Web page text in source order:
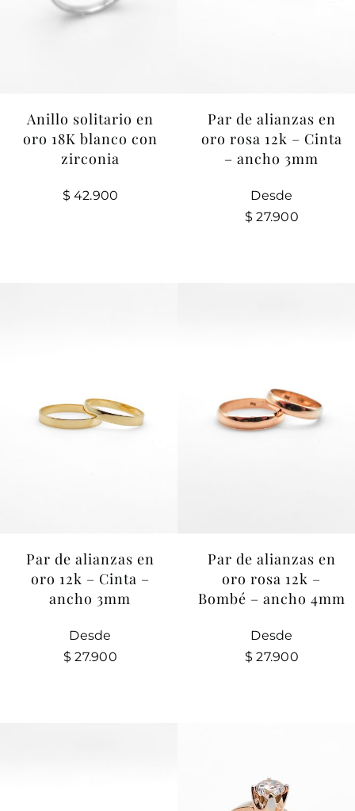
Anillo solitario en
oro 18K blanco con
zirconia
$ 42.900
Par de alianzas en
oro rosa 12k – Cinta
– ancho 3mm
Desde
$ 27.900
Par de alianzas en
oro 12k – Cinta –
ancho 3mm
Desde
$ 27.900
Par de alianzas en
oro rosa 12k –
Bombé – ancho 4mm
Desde
$ 27.900